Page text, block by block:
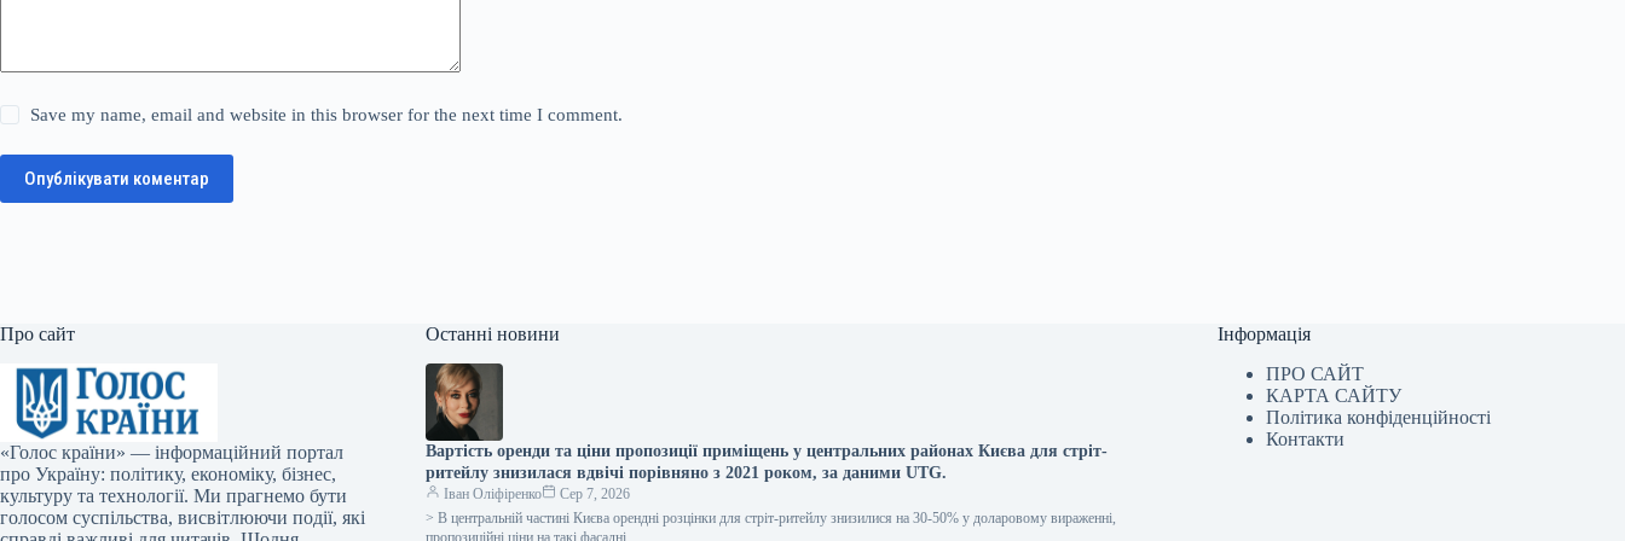
Save my name, email and website in this browser for the next time I comment.
Опублікувати коментар
Про сайт
«Голос країни» — інформаційний портал
про Україну: політику, економіку, бізнес,
культуру та технології. Ми прагнемо бути
голосом суспільства, висвітлюючи події, які
Останні новини
Вартість оренди та ціни пропозиції приміщень у центральних районах Києва для стріт-
ритейлу знизилася вдвічі порівняно з 2021 роком, за даними UTG.
Іван Оліфіренко
Сер 7, 2026
> В центральній частині Києва орендні розцінки для стріт-ритейлу знизилися на 30-50% у доларовому вираженні,
пропозиційні ціни на такі фасадні…
Інформація
ПРО САЙТ
КАРТА САЙТУ
Політика конфіденційності
Контакти